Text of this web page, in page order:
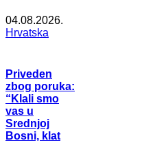
04.08.2026.
Hrvatska
Priveden
zbog poruka:
“Klali smo
vas u
Srednjoj
Bosni, klat